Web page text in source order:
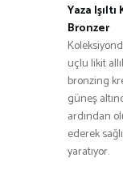
Yaza
Bronzer
uçlu likit
bronzing
güneş
ardından
ederek
yaratıyor.